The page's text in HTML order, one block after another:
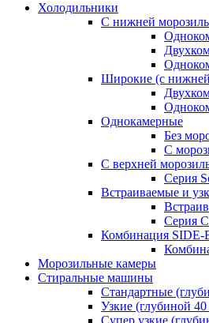
Холодильники
С нижней
Широкие (с
Однокамерные
Без
С
С верхней
Серия
Встраиваемые и
Серия
Комбинация SIDE-
Морозильные камеры
Стиральные машины
Стандартные
Узкие (глубиной
Супер узкие